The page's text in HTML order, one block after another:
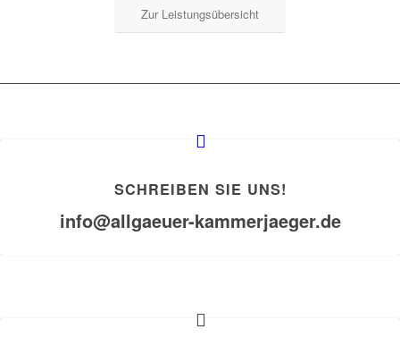
Zur Leistungsübersicht
SCHREIBEN SIE UNS!
info@allgaeuer-kammerjaeger.de